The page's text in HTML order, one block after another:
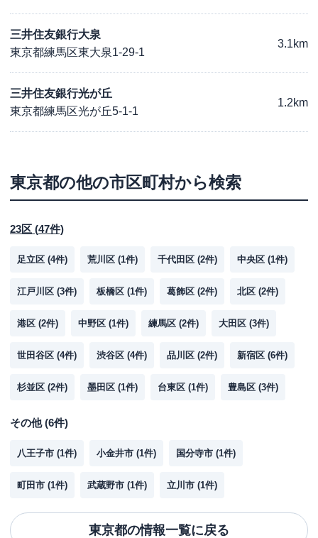
三井住友銀行大泉
東京都練馬区東大泉1-29-1
3.1km
三井住友銀行光が丘
東京都練馬区光が丘5-1-1
1.2km
東京都の他の市区町村から検索
23区 (47件)
足立区 (4件) 荒川区 (1件) 千代田区 (2件) 中央区 (1件)
江戸川区 (3件) 板橋区 (1件) 葛飾区 (2件) 北区 (2件)
港区 (2件) 中野区 (1件) 練馬区 (2件) 大田区 (3件)
世田谷区 (4件) 渋谷区 (4件) 品川区 (2件) 新宿区 (6件)
杉並区 (2件) 墨田区 (1件) 台東区 (1件) 豊島区 (3件)
その他(6件)
八王子市 (1件) 小金井市 (1件) 国分寺市 (1件)
町田市 (1件) 武蔵野市 (1件) 立川市 (1件)
東京都の情報一覧に戻る